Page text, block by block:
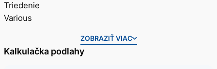
Triedenie
Various
ZOBRAZIŤ VIAC
Kalkulačka podlahy